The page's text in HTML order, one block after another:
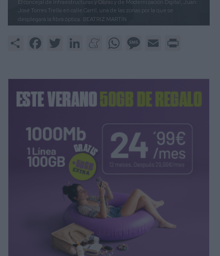
El concejal de Infraestructuras y Obras y de Modernización Digital, Juan
José Torres Trella en calle Carril, una de las zonas por la que se
desplegará la fibra óptica. BEATRIZ MARTÍN
Share FacebookTwitter LinkedInMeneameWhatsAppMessage
Email